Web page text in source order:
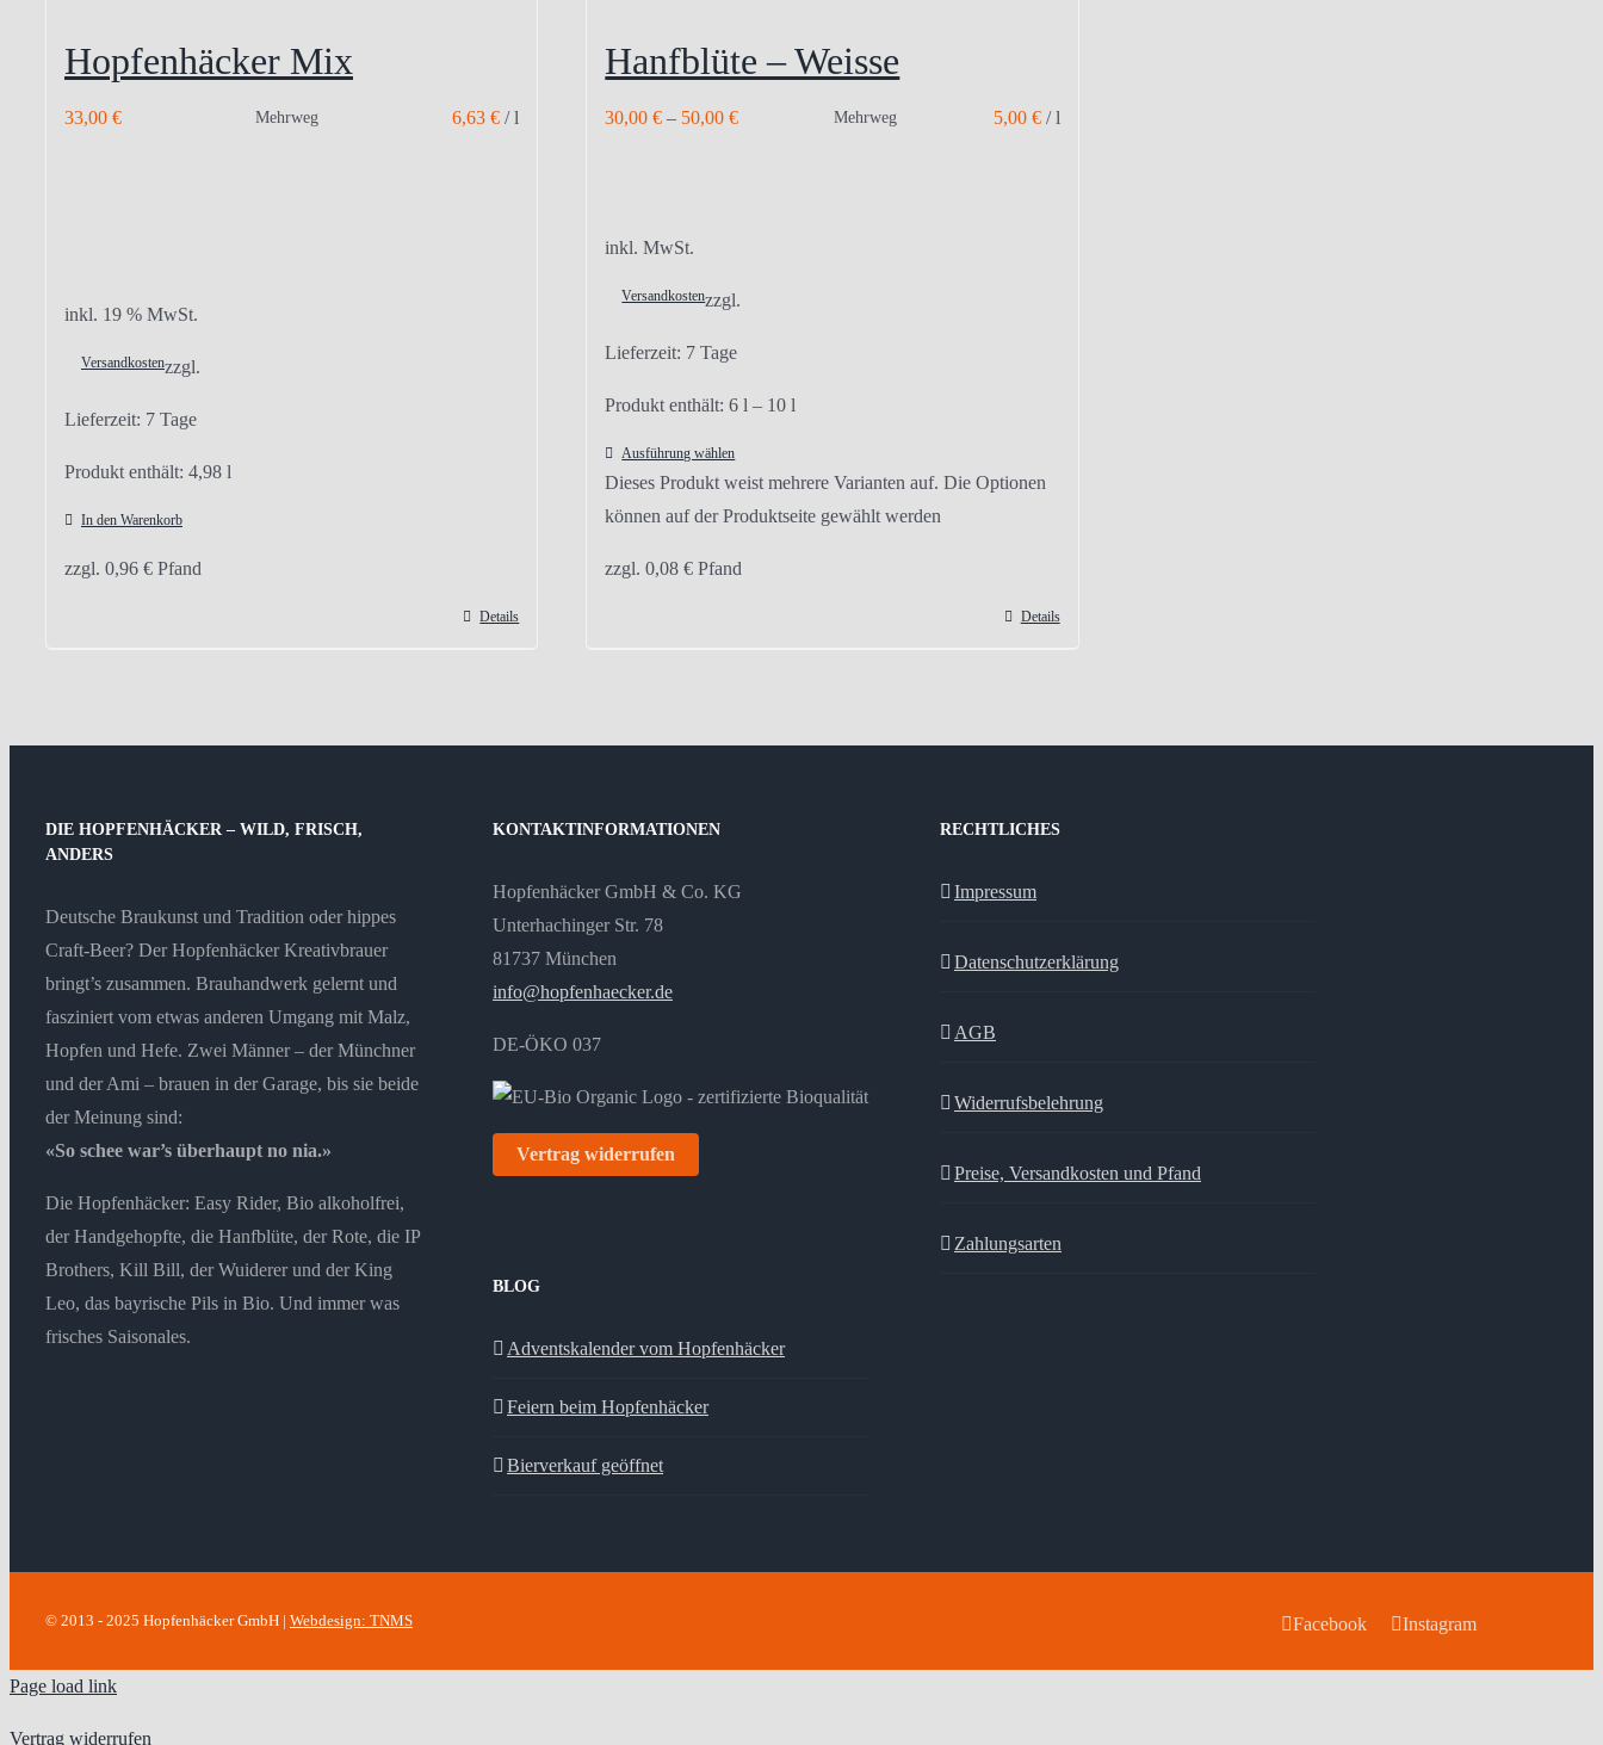
Hopfenhäcker Mix
33,00 € Mehrweg 6,63€ /l
inkl. 19 % MwSt.
zzgl.
Versandkosten
Lieferzeit: 7 Tage
Produkt enthält: 4,98 l
In den Warenkorb
zzgl. 0,96 € Pfand
Details
Hanfblüte – Weisse
30,00€ – 50,00€ Mehrweg 5,00 €/l
inkl. MwSt.
zzgl.
Versandkosten
Lieferzeit: 7 Tage
Produkt enthält: 6l – 10l
Ausführung wählen
Dieses Produkt weist mehrere Varianten auf. Die Optionen
können auf der Produktseite gewählt werden
zzgl.0,08€ Pfand
Details
DIE HOPFENHÄCKER – WILD, FRISCH,
ANDERS
Deutsche Braukunst und Tradition oder hippes
Craft-Beer? Der Hopfenhäcker Kreativbrauer
bringt’s zusammen. Brauhandwerk gelernt und
fasziniert vom etwas anderen Umgang mit Malz,
Hopfen und Hefe. Zwei Männer – der Münchner
und der Ami – brauen in der Garage, bis sie beide
der Meinung sind:
«So schee war’s überhaupt no nia.»
Die Hopfenhäcker: Easy Rider, Bio alkoholfrei,
der Handgehopfte, die Hanfblüte, der Rote, die IP
Brothers, Kill Bill, der Wuiderer und der King
Leo, das bayrische Pils in Bio. Und immer was
frisches Saisonales.
KONTAKTINFORMATIONEN
Hopfenhäcker GmbH & Co. KG
Unterhachinger Str. 78
81737 München
info@hopfenhaecker.de
DE-ÖKO 037
Vertrag widerrufen
RECHTLICHES
Impressum
Datenschutzerklärung
AGB
Widerrufsbelehrung
Preise, Versandkosten und Pfand
Zahlungsarten
BLOG
Adventskalender vom Hopfenhäcker
Feiern beim Hopfenhäcker
Bierverkauf geöffnet
© 2013 - 2025 Hopfenhäcker GmbH | Webdesign: TNMS Facebook Instagram
Page load link
Vertrag widerrufen